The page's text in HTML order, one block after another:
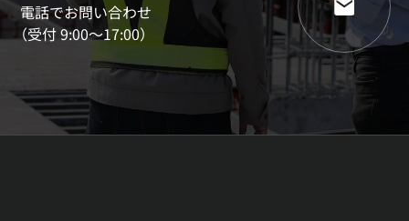
電話でお問い合わせ
（受付 9:00～17:00）